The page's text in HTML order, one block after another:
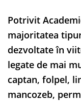
Potrivit
majoritatea
dezvoltate în
legate de mai
captan, folpel,
mancozeb,